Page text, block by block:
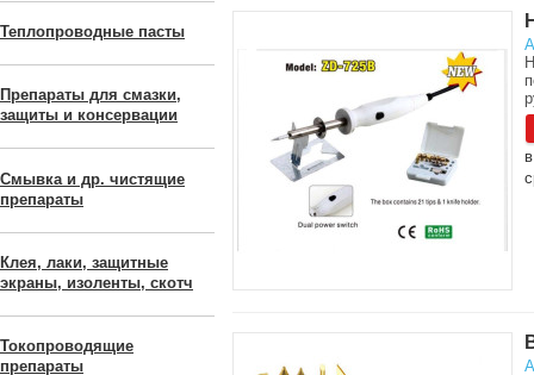
Теплопроводные пасты
Препараты для смазки,
защиты и консервации
Смывка и др. чистящие
препараты
Клея, лаки, защитные
экраны, изоленты, скотч
Токопроводящие
препараты